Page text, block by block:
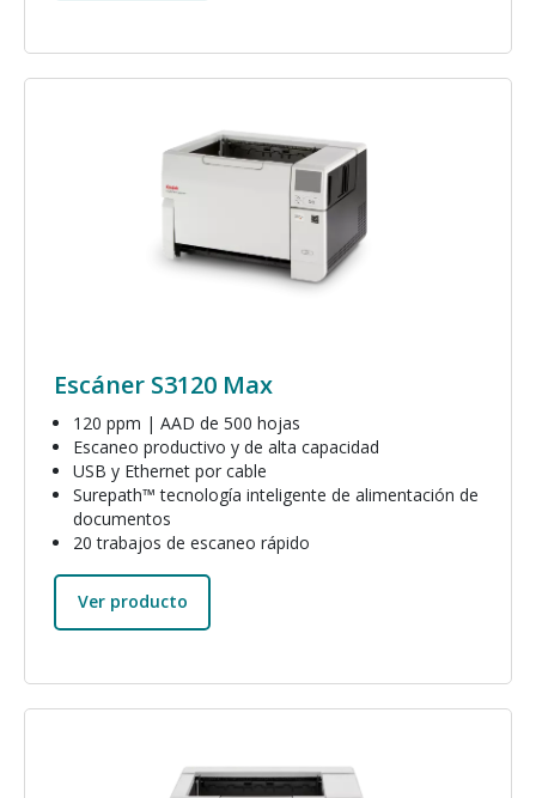
Escáner S3120 Max
120 ppm | AAD de 500 hojas
Escaneo productivo y de alta capacidad
USB y Ethernet por cable
Surepath™ tecnología inteligente de alimentación de
documentos
20 trabajos de escaneo rápido
Ver producto
Imagen